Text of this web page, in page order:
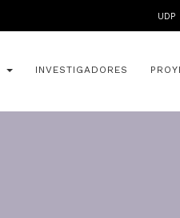
UDP
INVESTIGADORES